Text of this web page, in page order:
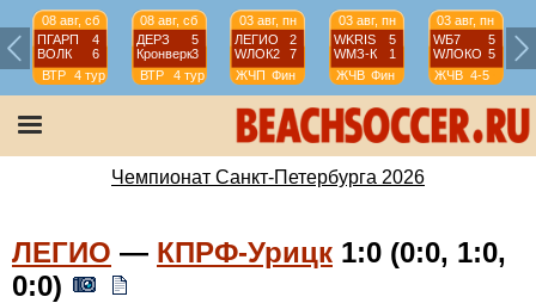
08 авг, сб
ПГАРП
4
ВОЛК
6
ВТР
4 тур
08 авг, сб
ДЕРЗ
5
Кронверк3
ВТР
4 тур
03 авг, пн
ЛЕГИО
2
WЛОК2
7
ЖЧП Фин
03 авг, пн
WKRIS
5
WМЗ-К
1
ЖЧВ Фин
03 авг, пн
WБ7
5
WЛОКО 5
ЖЧВ 4-5
Чемпионат Санкт-Петербурга 2026
ЛЕГИО — КПРФ-Урицк 1:0 (0:0, 1:0,
0:0)